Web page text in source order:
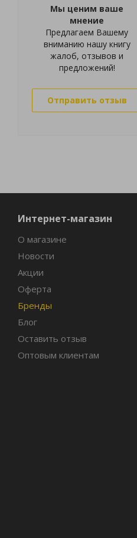
Мы ценим ваше
мнение
Предлагаем Вашему
вниманию нашу книгу
жалоб, отзывов и
предложений!
Отправить отзыв
Интернет-магазин
О магазине
Новости
Акции
Оферта
Бренды
Блог
Оставить отзыв
Оптовым клиентам